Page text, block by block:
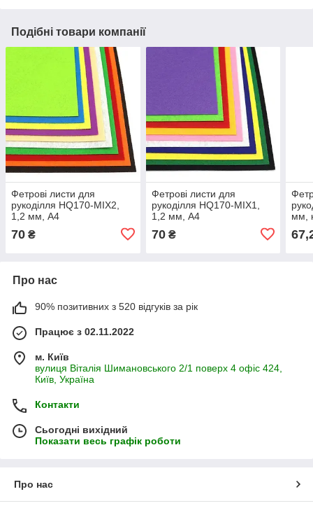
Подібні товари компанії
Фетрові листи для
рукоділля HQ170-MIX2,
1,2 мм, А4
70 ₴
Фетрові листи для
рукоділля HQ170-MIX1,
1,2 мм, A4
70₴
мм,
Про нас
90% позитивних з 520 відгуків за рік
Працює з 02.11.2022
м. Київ
вулиця Віталія Шимановського 2/1 поверх 4 офіс 424,
Київ, Україна
Контакти
Сьогодні вихідний
Показати весь графік роботи
Про нас